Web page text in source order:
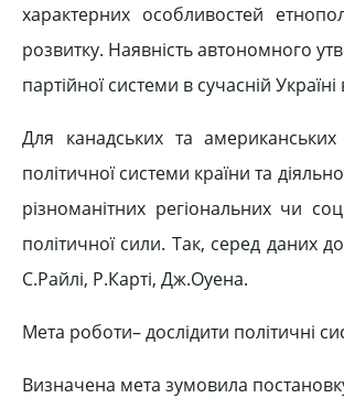
характерних особливостей
розвитку. Наявність автономного
партійної системи в сучасній
Для канадських та
політичної системи країни та
різноманітних регіональних чи
політичної сили. Так, серед даних
С.Райлі, Р.Карті, Дж.Оуена.
Мета роботи– дослідити політичні
Визначена мета зумовила